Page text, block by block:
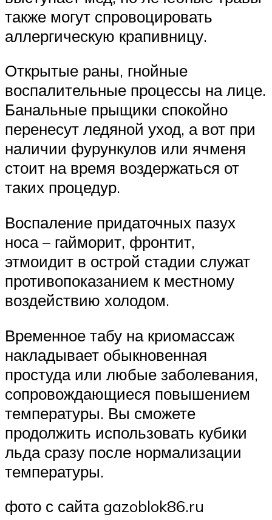
также могут спровоцировать
аллергическую крапивницу.
Открытые раны, гнойные
воспалительные процессы на лице.
Банальные прыщики спокойно
перенесут ледяной уход, а вот при
наличии фурункулов или ячменя
стоит на время воздержаться от
таких процедур.
Воспаление придаточных пазух
носа – гайморит, фронтит,
этмоидит в острой стадии служат
противопоказанием к местному
воздействию холодом.
Временное табу на криомассаж
накладывает обыкновенная
простуда или любые заболевания,
сопровождающиеся повышением
температуры. Вы сможете
продолжить использовать кубики
льда сразу после нормализации
температуры.
фото с сайта gazoblok86.ru